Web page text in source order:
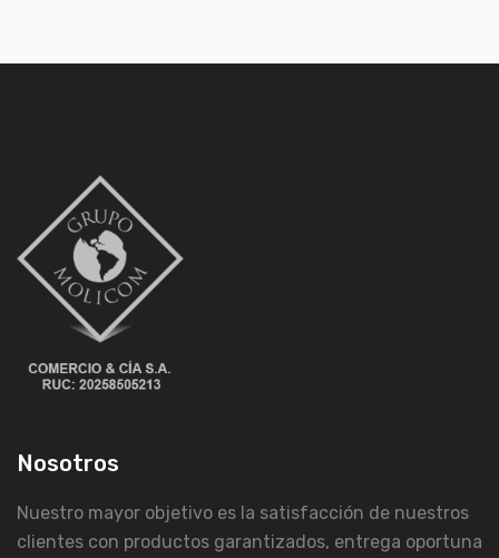
Nosotros
Nuestro mayor objetivo es la satisfacción de nuestros
clientes con productos garantizados, entrega oportuna